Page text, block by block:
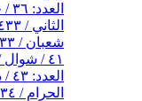
العدد: ٣٦ / جمادي الأول / ١٤٣٣ هـ
الثاني / ١٤٣٣ هـ
شعبان / ١٤٣٣ هـ
٤١ / شوال / ١٤٣٣ هـ
العدد: ٤٣ / ذي الحجة / ١٤٣٣ هـ
الحرام / ١٤٣٤ هـ